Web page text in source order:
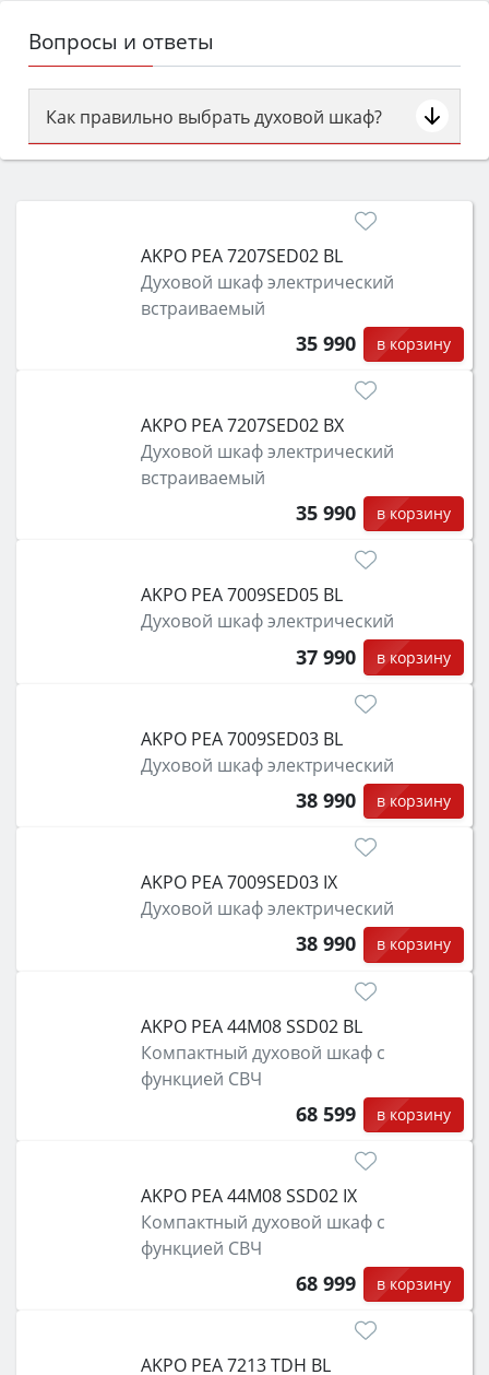
Вопросы и ответы
Как правильно выбрать духовой шкаф?
Сначала определитесь с типом (газовый или
затем смотрите на объём 50–70 л для семьи,
функции (конвекция, гриль, самоочистка,
защита от детей).
AKPO PEA 7207SED02 BL
Духовой шкаф электрический
встраиваемый
35 990 в корзину
AKPO PEA 7207SED02 BX
Духовой шкаф электрический
встраиваемый
35 990 в корзину
AKPO PEA 7009SED05 BL
Духовой шкаф электрический
37 990 в корзину
AKPO PEA 7009SED03 BL
Духовой шкаф электрический
38 990 в корзину
AKPO PEA 7009SED03 IX
Духовой шкаф электрический
38 990 в корзину
AKPO PEA 44M08 SSD02 BL
Компактный духовой шкаф с
функцией СВЧ
68 599 в корзину
AKPO PEA 44M08 SSD02 IX
Компактный духовой шкаф с
функцией СВЧ
68 999 в корзину
AKPO PEA 7213 TDH BL